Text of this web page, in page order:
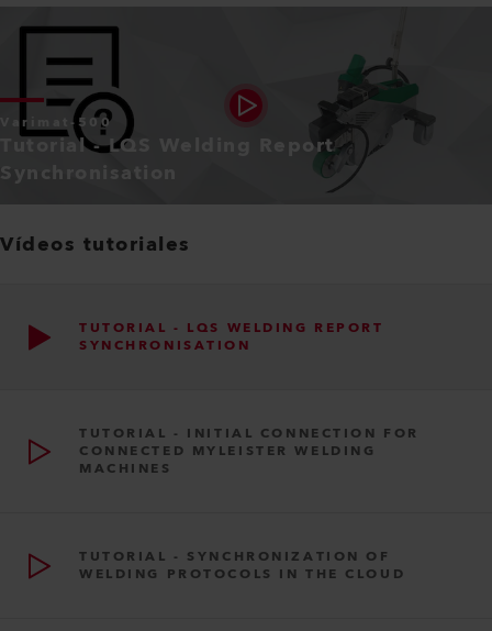
Varimat-500
Tutorial - LQS Welding Report
Synchronisation
Vídeos tutoriales
TUTORIAL - LQS WELDING REPORT
SYNCHRONISATION
TUTORIAL - INITIAL CONNECTION FOR
CONNECTED MYLEISTER WELDING
MACHINES
TUTORIAL - SYNCHRONIZATION OF
WELDING PROTOCOLS IN THE CLOUD